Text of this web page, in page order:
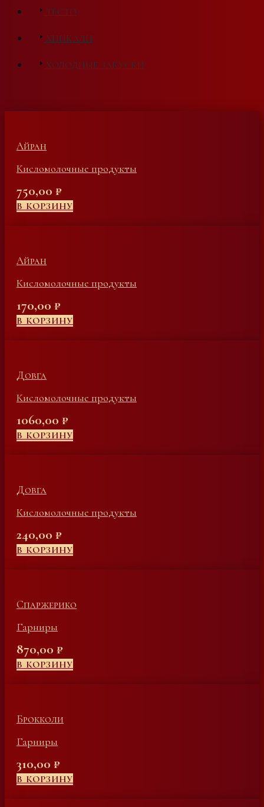
ТЕСТО
ХИНКАЛИ
ХОЛОДНЫЕ ЗАКУСКИ
Айран
Кисломолочные продукты
750,00 ₽
В КОРЗИНУ
Айран
Кисломолочные продукты
170,00 ₽
В КОРЗИНУ
Довга
Кисломолочные продукты
1060,00 ₽
В КОРЗИНУ
Довга
Кисломолочные продукты
240,00 ₽
В КОРЗИНУ
Спаржерико
Гарниры
870,00 ₽
В КОРЗИНУ
Брокколи
Гарниры
310,00 ₽
В КОРЗИНУ